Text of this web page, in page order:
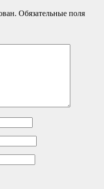
Обязательные поля